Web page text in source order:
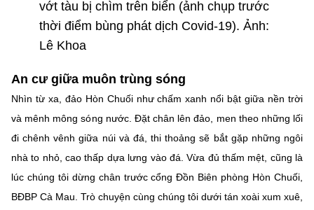
Chọn ngôn ngữ
Vietnamese English
MINISTRY OF SCIENCE AND TECHNOLOGY
Điều khoản sử dụng
vớt tàu bị chìm trên biển (ảnh chụp trước
thời điểm bùng phát dịch Covid-19). Ảnh:
Lê Khoa
An cư giữa muôn trùng sóng
Nhìn từ xa, đảo Hòn Chuối như chấm xanh nổi bật giữa nền trời
và mênh mông sóng nước. Đặt chân lên đảo, men theo những lối
đi chênh vênh giữa núi và đá, thi thoảng sẽ bắt gặp những ngôi
nhà to nhỏ, cao thấp dựa lưng vào đá. Vừa đủ thấm mệt, cũng là
lúc chúng tôi dừng chân trước cổng Đồn Biên phòng Hòn Chuối,
BĐBP Cà Mau. Trò chuyện cùng chúng tôi dưới tán xoài xum xuê,